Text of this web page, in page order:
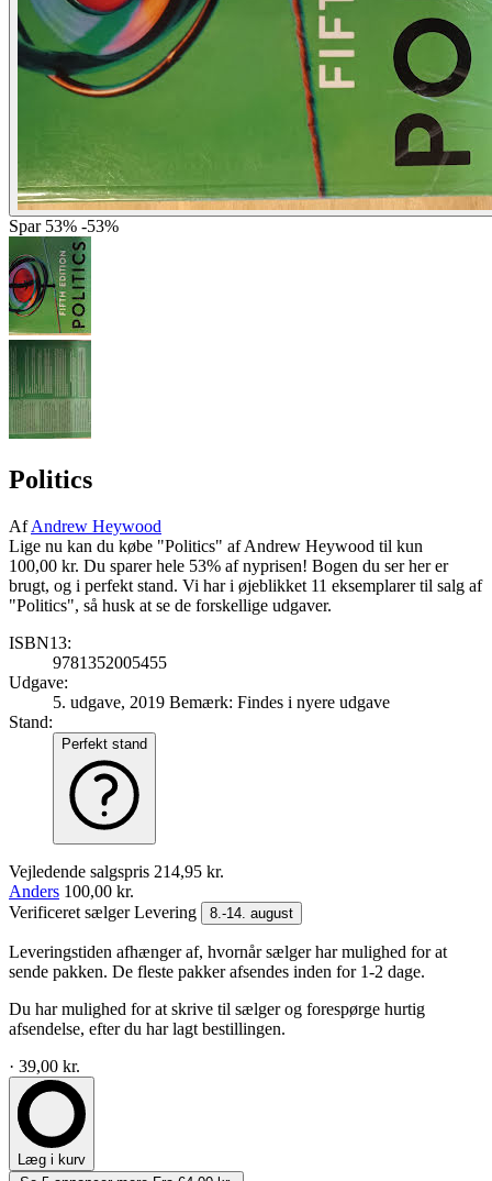
Spar 53% -53%
Politics
AfAndrew Heywood
Lige nu kan du købe "Politics" af Andrew Heywood til kun
100,00 kr. Du sparer hele 53% af nyprisen! Bogen du ser her er
brugt, og i perfekt stand. Vi har i øjeblikket 11 eksemplarer til salg af
"Politics", så husk at se de forskellige udgaver.
ISBN13:
9781352005455
Udgave:
5. udgave, 2019 Bemærk: Findes i nyere udgave
Stand:
Perfekt stand
Vejledende salgspris 214,95 kr.
Anders 100,00 kr.
Verificeret sælgerLevering 8.-14. august
Leveringstiden afhænger af, hvornår sælger har mulighed for at
sende pakken. De fleste pakker afsendes inden for 1-2 dage.
Du har mulighed for at skrive til sælger og forespørge hurtig
afsendelse, efter du har lagt bestillingen.
· 39,00 kr.
Læg i kurv